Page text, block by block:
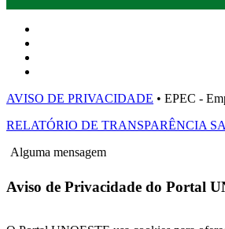
AVISO DE PRIVACIDADE • EPEC -
RELATÓRIO DE TRANSPARÊNCIA
Alguma mensagem
Aviso de Privacidade do Portal